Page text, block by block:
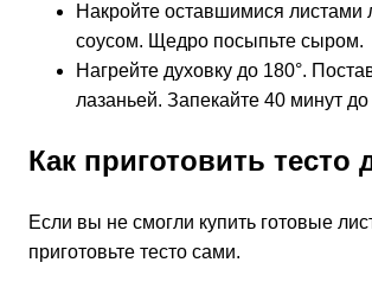
Накройте оставшимися листами
соусом. Щедро посыпьте сыром.
Нагрейте духовку до 180°.
лазаньей. Запекайте 40 минут до
Как приготовить тесто
Если вы не смогли купить готовые
приготовьте тесто сами.